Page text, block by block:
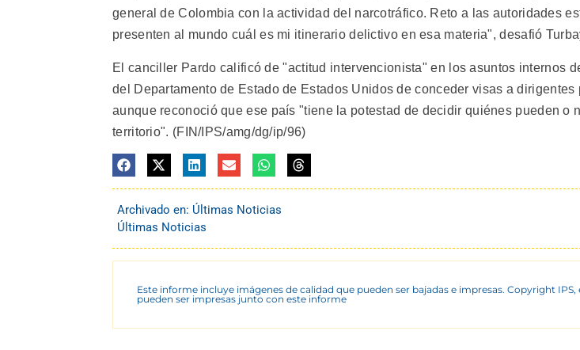
general de Colombia con la actividad del narcotráfico. Reto a las autoridades
presenten al mundo cuál es mi itinerario delictivo en esa materia", desafió
El canciller Pardo calificó de "actitud intervencionista" en los asuntos internos
del Departamento de Estado de Estados Unidos de conceder visas a
aunque reconoció que ese país "tiene la potestad de decidir quiénes pueden o
territorio". (FIN/IPS/amg/dg/ip/96)
Archivado en: Últimas Noticias
Últimas Noticias
Este informe incluye imágenes de calidad que pueden ser bajadas e impresas. Copyright IPS,
pueden ser impresas junto con este informe